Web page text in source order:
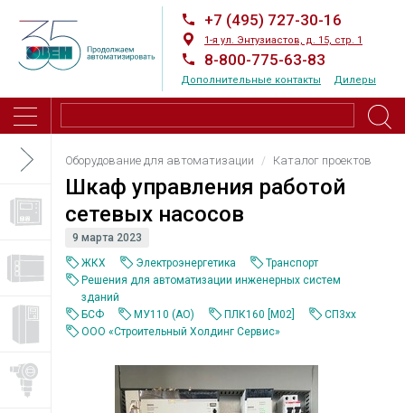
+7 (495) 727-30-16
1-я ул. Энтузиастов, д. 15, стр. 1
8-800-775-63-83
Дополнительные контакты Дилеры
Оборудование для автоматизации Каталог проектов
Шкаф управления работой
сетевых насосов
9 марта 2023
ЖКХ
Электроэнергетика
Транспорт
Решения для автоматизации инженерных систем
зданий
БСФ
МУ110 (AO) ПЛК160 [М02]
СП3хх
ООО «Строительный Холдинг Сервис»